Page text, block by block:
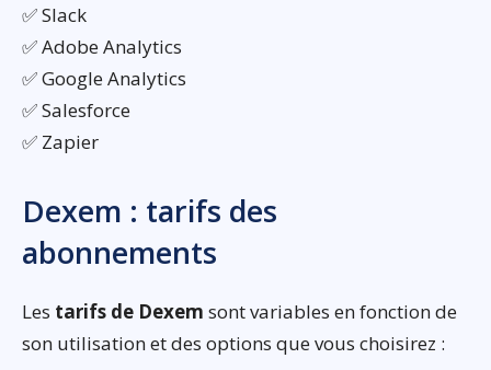
✅ Slack
✅ Adobe Analytics
✅ Google Analytics
✅ Salesforce
✅ Zapier
Dexem : tarifs des
abonnements
Les tarifs de Dexem sont variables en fonction de
son utilisation et des options que vous choisirez :